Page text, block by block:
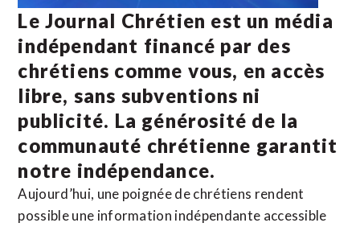
Le Journal Chrétien est un média
indépendant financé par des
chrétiens comme vous, en accès
libre, sans subventions ni
publicité. La générosité de la
communauté chrétienne garantit
notre indépendance.
Aujourd’hui, une poignée de chrétiens rendent
possible une information indépendante accessible